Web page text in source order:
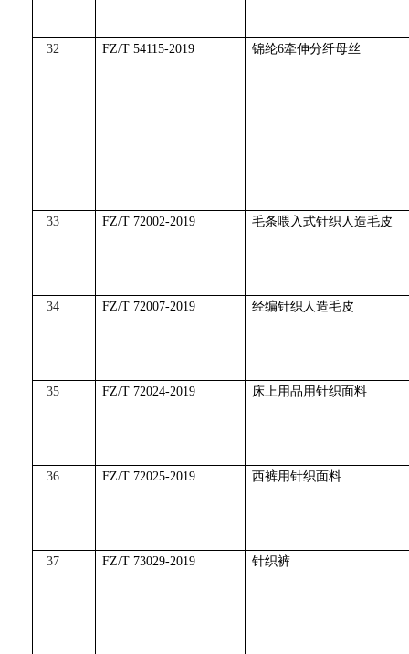
32 FZ/T 54115-2019 锦纶6牵伸分纤母丝
33 FZ/T 72002-2019 毛条喂入式针织人造毛皮
34 FZ/T 72007-2019 经编针织人造毛皮
35 FZ/T 72024-2019 床上用品用针织面料
36 FZ/T 72025-2019 西裤用针织面料
37 FZ/T 73029-2019 针织裤